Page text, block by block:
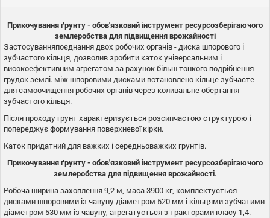
Прикочування ґрунту - обов'язковий інструмент ресурсозберігаючого
землеробства для підвищення врожайності
Застосуванняпоєднання двох робочих органів - диска шпорового і
зубчастого кільця, дозволив зробити каток універсальним і
високоефективним агрегатом за рахунок більш тонкого подрібнення
грудок землі. між шпоровими дисками встановлено кільце зубчасте
для самоочищення робочих органів через коливальне обертання
зубчастого кільця.
Після проходу грунт характеризується розсипчастою структурою і
попереджує формування поверхневої кірки.
Каток придатний для важких і середньоважких грунтів.
Прикочування ґрунту - обов'язковий інструмент ресурсозберігаючого
землеробства для підвищення врожайності.
Робоча ширина захоплення 9,2 м, маса 3900 кг, комплектується
дисками шпоровими із чавуну діаметром 520 мм і кільцями зубчатими
діаметром 530 мм із чавуну, агрегатується з тракторами класу 1,4.